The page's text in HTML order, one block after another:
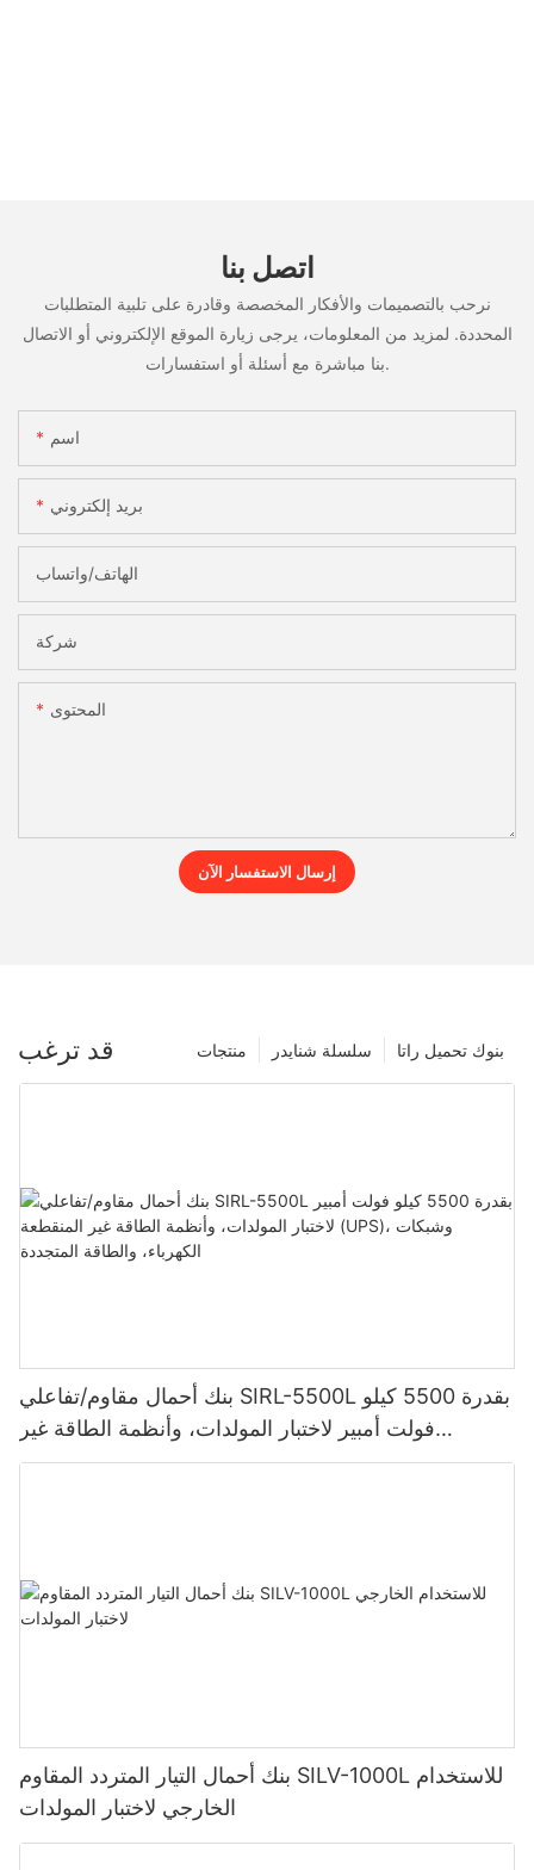
اتصل بنا
نرحب بالتصميمات والأفكار المخصصة وقادرة على تلبية المتطلبات
المحددة. لمزيد من المعلومات، يرجى زيارة الموقع الإلكتروني أو الاتصال
بنا مباشرة مع أسئلة أو استفسارات.
اسم
بريد إلكتروني
الهاتف/واتساب
شركة
المحتوى
إرسال الاستفسار الآن
قد ترغب بنوك تحميل راتا سلسلة شنايدر منتجات
بنك أحمال مقاوم/تفاعلي SIRL-5500L بقدرة 5500 كيلو
فولت أمبير لاختبار المولدات، وأنظمة الطاقة غير
المنقطعة (UPS)، وشبكات الكهرباء، والطاقة المتجددة
بنك أحمال التيار المتردد المقاوم SILV-1000L للاستخدام
الخارجي لاختبار المولدات